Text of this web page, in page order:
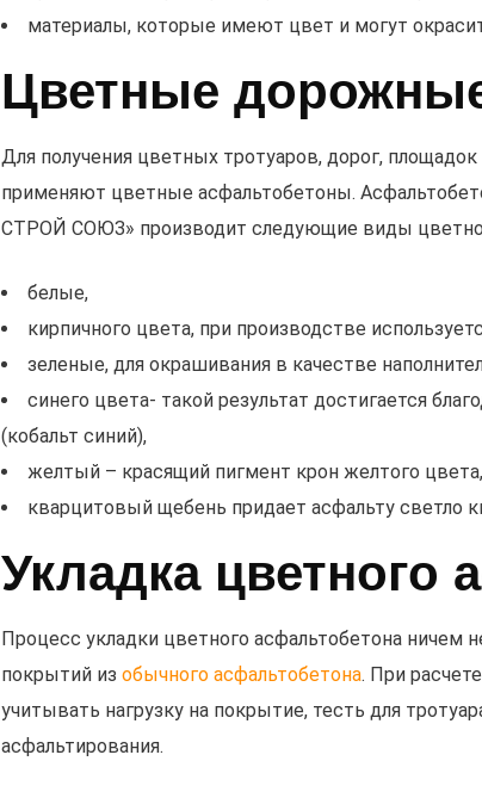
материалы, которые имеют цвет и могут
Цветные
Для получения цветных тротуаров, дорог,
применяют цветные асфальтобетоны.
СТРОЙ СОЮЗ» производит следующие виды
белые,
кирпичного цвета, при производстве
зеленые, для окрашивания в качестве
синего цвета- такой результат достигается
(кобальт синий),
желтый – красящий пигмент крон желтого цвета,
кварцитовый щебень придает асфальту светло
Укладка цветного
Процесс укладки цветного асфальтобетона ничем
покрытий из обычного асфальтобетона. При
учитывать нагрузку на покрытие, тесть для
асфальтирования.